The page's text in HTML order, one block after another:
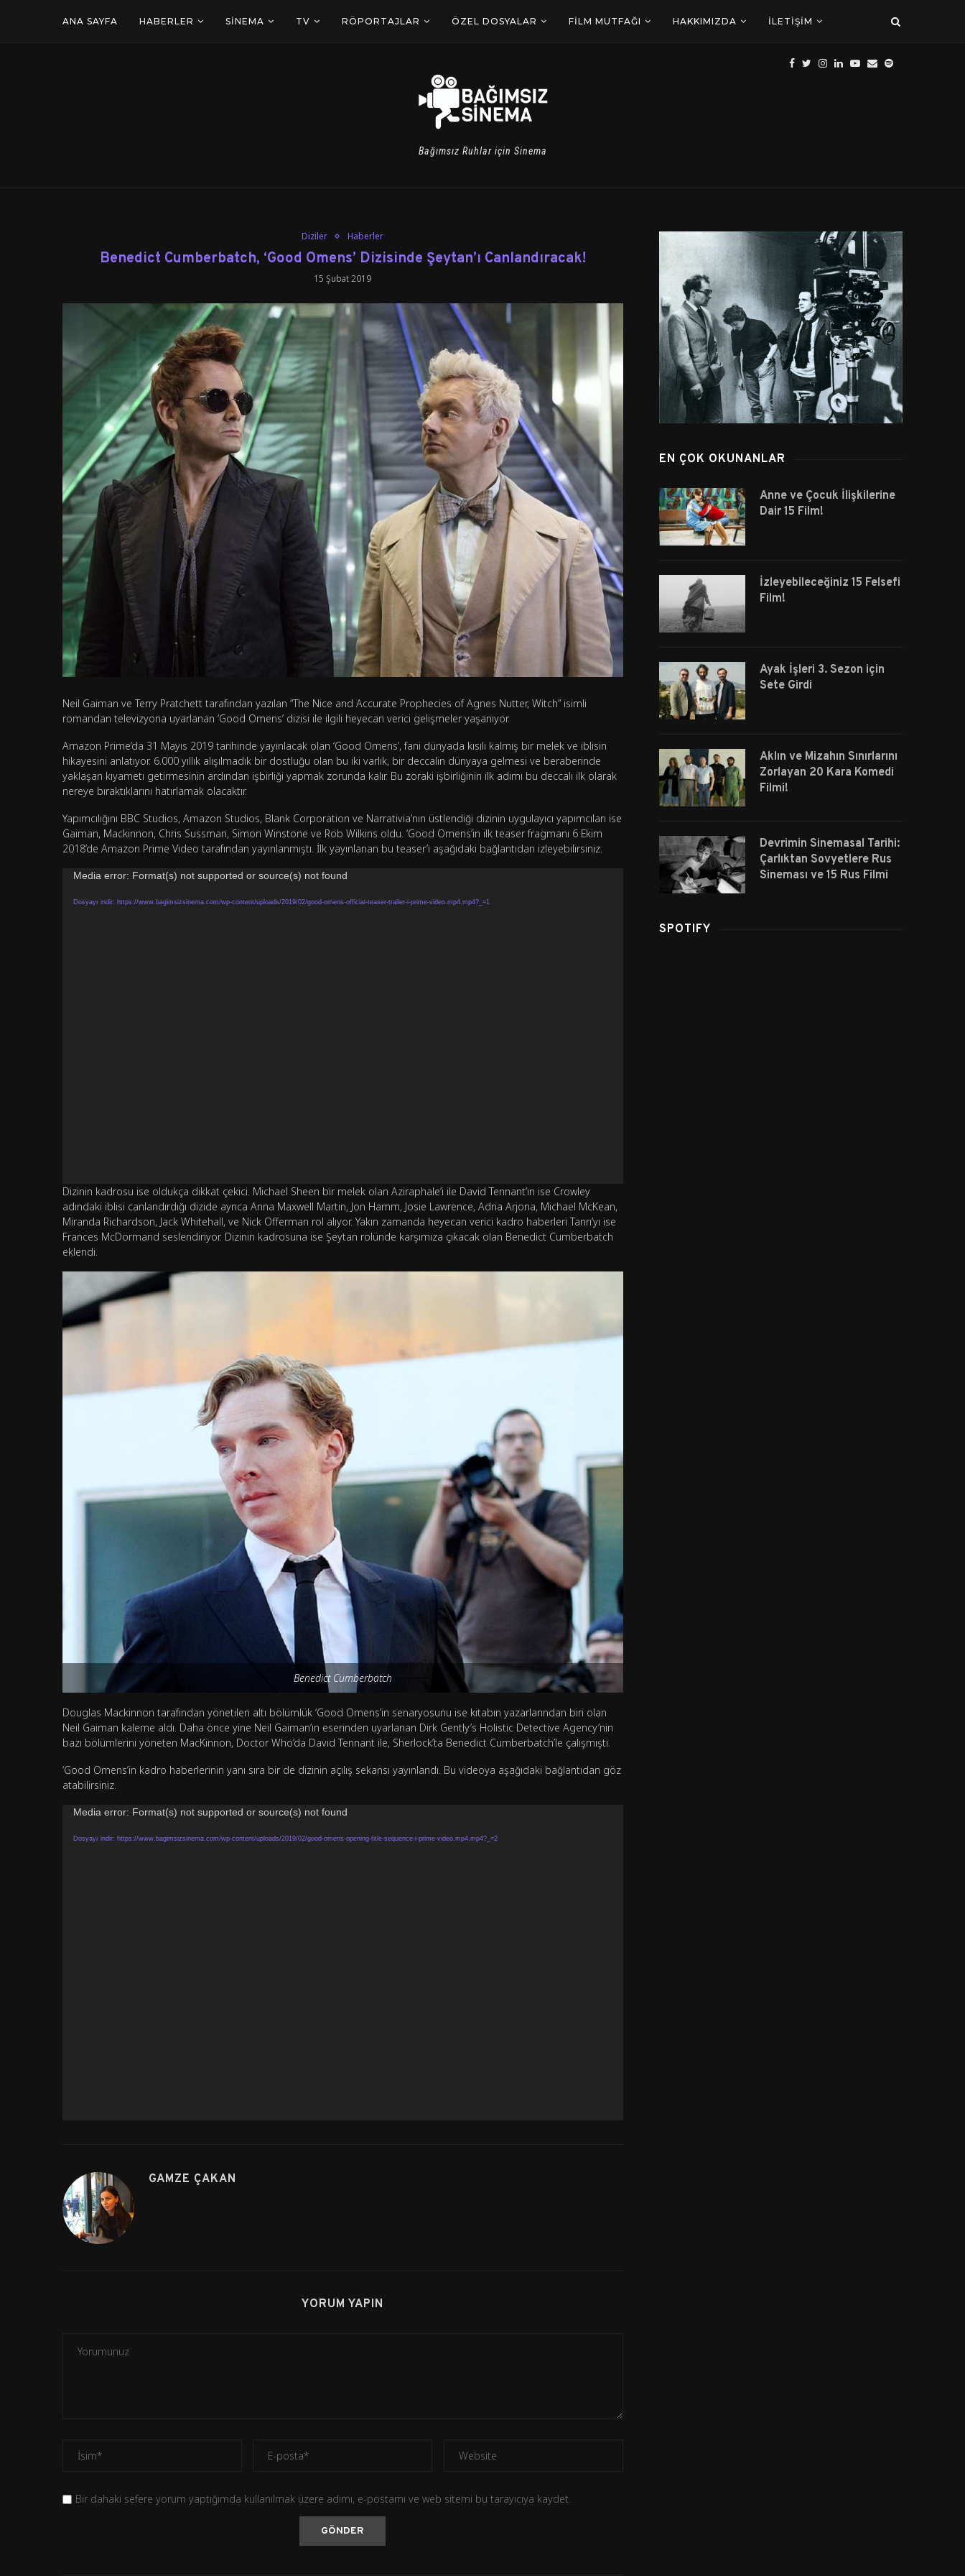
ANA SAYFA HABERLER SINEMA TV RÖPORTAJLAR ÖZEL DOSYALAR FILM MUTFAĞI HAKKIMIZDA İLETIŞIM
Bağımsız Ruhlar için Sinema
Diziler Haberler
Benedict Cumberbatch, ‘Good Omens’ Dizisinde Şeytan’ı Canlandıracak!
15 Şubat 2019
Neil Gaiman ve Terry Pratchett tarafından yazılan “The Nice and Accurate Prophecies of Agnes Nutter, Witch” isimli
romandan televizyona uyarlanan ‘Good Omens’ dizisi ile ilgili heyecan verici gelişmeler yaşanıyor.
Amazon Prime’da 31 Mayıs 2019 tarihinde yayınlacak olan ‘Good Omens’, fani dünyada kısılı kalmış bir melek ve iblisin
hikayesini anlatıyor. 6.000 yıllık alışılmadık bir dostluğu olan bu iki varlık, bir deccalin dünyaya gelmesi ve beraberinde
yaklaşan kıyametı getirmesinin ardından işbirliği yapmak zorunda kalır. Bu zoraki işbirliğinin ilk adımı bu deccalı ilk olarak
nereye bıraktıklarını hatırlamak olacaktır.
Yapımcılığını BBC Studios, Amazon Studios, Blank Corporation ve Narrativia’nın üstlendiği dizinin uygulayıcı yapımcıları ise
Gaiman, Mackinnon, Chris Sussman, Simon Winstone ve Rob Wilkins oldu. ‘Good Omens’in ilk teaser fragmanı 6 Ekim
2018’de Amazon Prime Video tarafından yayınlanmıştı. İlk yayınlanan bu teaser’ı aşağıdaki bağlantıdan izleyebilirsiniz.
Video
Media error: Format(s) not supported or source(s) not found
Dosyayı indir: https://www.bagimsizsinema.com/wp-content/uploads/2019/02/good-omens-official-teaser-trailer-i-prime-video.mp4.mp4?_=1
Dizinin kadrosu ise oldukça dikkat çekici. Michael Sheen bir melek olan Aziraphale’i ile David Tennant’ın ise Crowley
adındaki iblisi canlandırdığı dizide ayrıca Anna Maxwell Martin, Jon Hamm, Josie Lawrence, Adria Arjona, Michael McKean,
Miranda Richardson, Jack Whitehall, ve Nick Offerman rol alıyor. Yakın zamanda heyecan verici kadro haberleri Tanrı’yı ise
Frances McDormand seslendiriyor. Dizinin kadrosuna ise Şeytan rolünde karşımıza çıkacak olan Benedict Cumberbatch
eklendi.
Benedict Cumberbatch
Douglas Mackinnon tarafından yönetilen altı bölümlük ‘Good Omens’in senaryosunu ise kitabın yazarlarından biri olan
Neil Gaiman kaleme aldı. Daha önce yine Neil Gaiman’ın eserinden uyarlanan Dirk Gently’s Holistic Detective Agency’nin
bazı bölümlerini yöneten MacKinnon, Doctor Who’da David Tennant ile, Sherlock’ta Benedict Cumberbatch’le çalışmıştı.
‘Good Omens’in kadro haberlerinin yanı sıra bir de dizinin açılış sekansı yayınlandı. Bu videoya aşağıdaki bağlantıdan göz
atabilirsiniz.
Video
Media error: Format(s) not supported or source(s) not found
Dosyayı indir: https://www.bagimsizsinema.com/wp-content/uploads/2019/02/good-omens-opening-title-sequence-i-prime-video.mp4.mp4?_=2
GAMZE ÇAKAN
YORUM YAPIN
Bir dahaki sefere yorum yaptığımda kullanılmak üzere adımı, e-postamı ve web sitemi bu tarayıcıya kaydet.
EN ÇOK OKUNANLAR
Anne ve Çocuk İlişkilerine
Dair 15 Film!
İzleyebileceğiniz 15 Felsefi
Film!
Ayak İşleri 3. Sezon için
Sete Girdi
Aklın ve Mizahın Sınırlarını
Zorlayan 20 Kara Komedi
Filmi!
Devrimin Sinemasal Tarihi:
Çarlıktan Sovyetlere Rus
Sineması ve 15 Rus Filmi
SPOTIFY